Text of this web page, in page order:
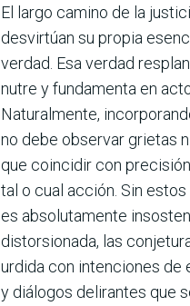
El largo camino de la
desvirtúan su propia
verdad. Esa verdad
nutre y fundamenta en
Naturalmente,
no debe observar grietas
que coinci­dir con
tal o cual acción. Sin
es absolutamente
distorsionada, las
urdida con intenciones de
y diálogos delirantes que